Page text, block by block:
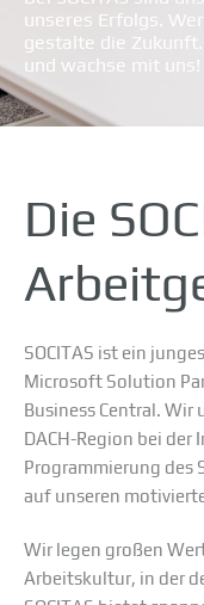
unseres Erfolgs.
gestalte die
und wachse mit uns!
Die
SOCITAS ist ein
Microsoft Solution
Business Central.
DACH-Region bei
Programmierung des
auf unseren
Wir legen großen
Arbeitskultur, in der